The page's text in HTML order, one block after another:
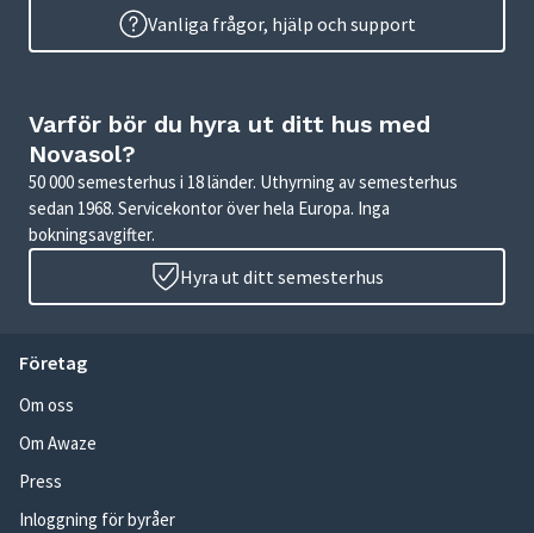
Vanliga frågor, hjälp och support
Varför bör du hyra ut ditt hus med
Novasol?
50 000 semesterhus i 18 länder. Uthyrning av semesterhus
sedan 1968. Servicekontor över hela Europa. Inga
bokningsavgifter.
Hyra ut ditt semesterhus
Företag
Om oss
Om Awaze
Press
Inloggning för byråer